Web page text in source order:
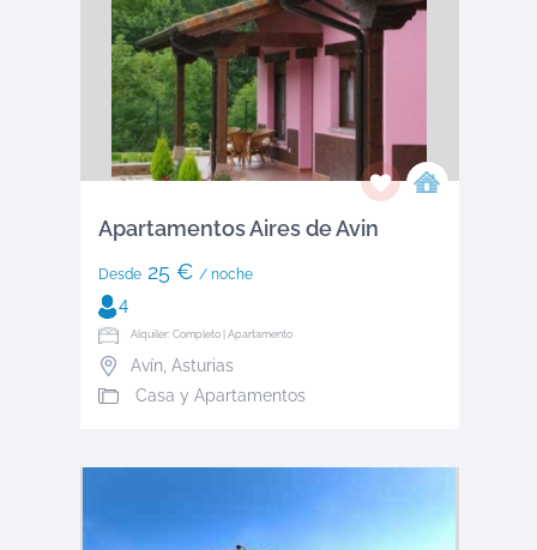
Apartamentos Aires de Avin
Desde25 € / noche
4
Alquiler: Completo | Apartamento
Avín Asturias
Casa y Apartamentos